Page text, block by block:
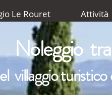
Le Rouret Attività
Noleggio
villaggio